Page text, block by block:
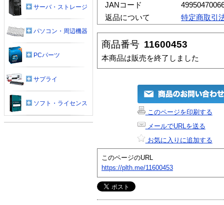
JANコード
返品について
特定商取引
商品番号 11600453
本商品は販売を終了しました
このページを印刷する
メールでURLを送る
お気に入りに追加する
このページのURL
https://plth.me/11600453
サーバ・ストレージ
パソコン・周辺機器
PCパーツ
サプライ
ソフト・ライセンス